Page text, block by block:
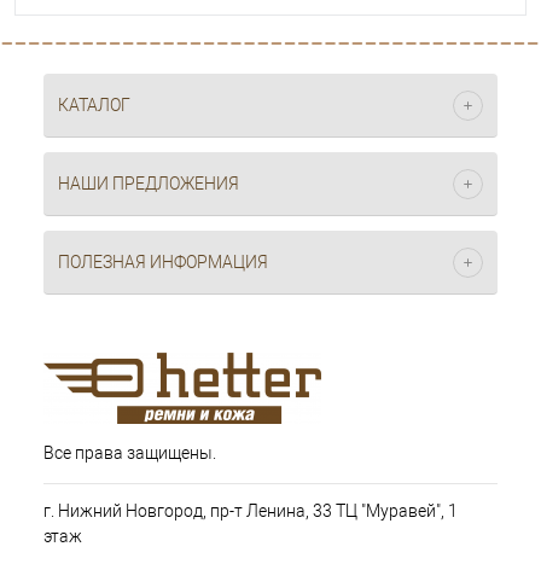
КАТАЛОГ
НАШИ ПРЕДЛОЖЕНИЯ
ПОЛЕЗНАЯ ИНФОРМАЦИЯ
Все права защищены.
г. Нижний Новгород, пр-т Ленина, 33 ТЦ "Муравей", 1
этаж